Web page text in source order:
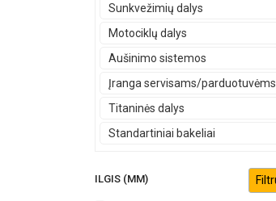
Sunkvežimių dalys
Motociklų dalys
Aušinimo sistemos
Įranga servisams/parduotuvėms
Titaninės dalys
Standartiniai bakeliai
ILGIS (MM)